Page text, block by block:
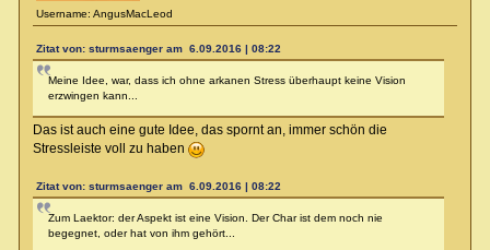
Username: AngusMacLeod
Zitat von: sturmsaenger am 6.09.2016 | 08:22
Meine Idee, war, dass ich ohne arkanen Stress überhaupt keine Vision
erzwingen kann...
Das ist auch eine gute Idee, das spornt an, immer schön die
Stressleiste voll zu haben
Zitat von: sturmsaenger am 6.09.2016 | 08:22
Zum Laektor: der Aspekt ist eine Vision. Der Char ist dem noch nie
begegnet, oder hat von ihm gehört...